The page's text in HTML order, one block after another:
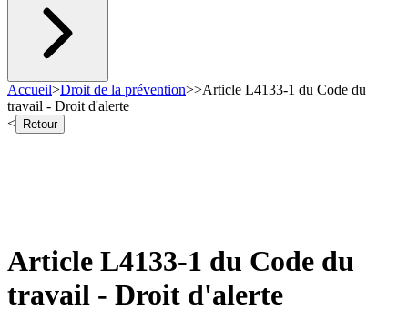
Accueil>Droit de la prévention>>Article L4133-1 du Code du
travail - Droit d'alerte
<
Retour
Article L4133-1 du Code du
travail - Droit d'alerte